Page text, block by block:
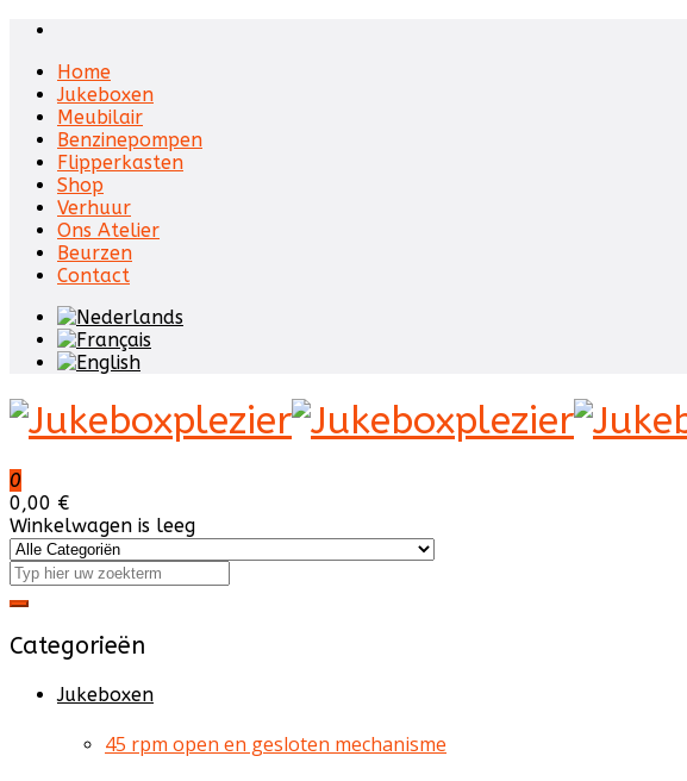
Home
Jukeboxen
Meubilair
Benzinepompen
Flipperkasten
Shop
Verhuur
Ons Atelier
Beurzen
Contact
0
0,00 €
Winkelwagen is leeg
Categorieën
Jukeboxen
45 rpm open en gesloten mechanisme